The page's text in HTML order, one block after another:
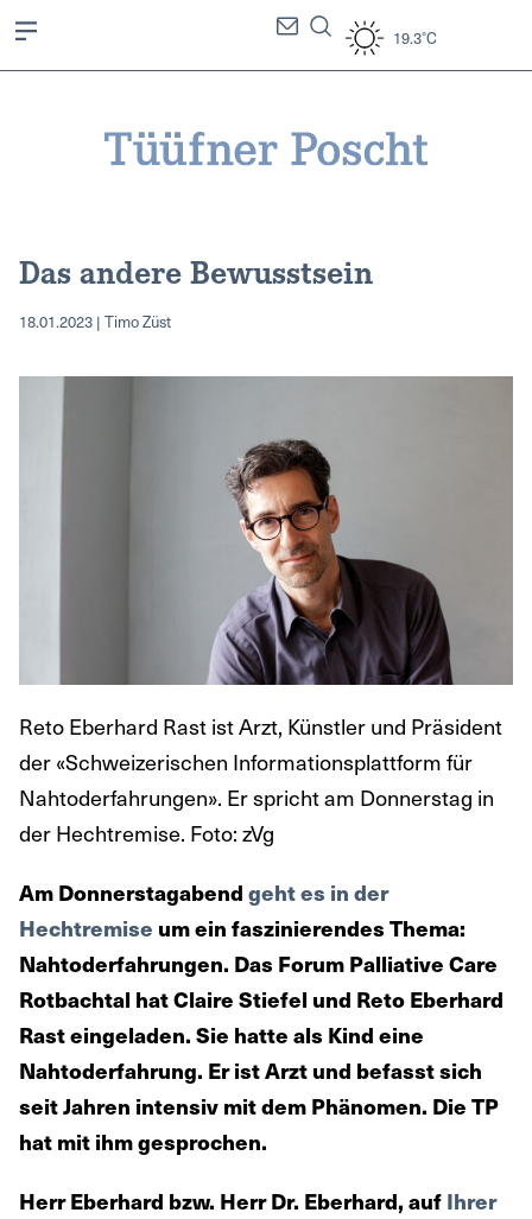
19.3°C
Das andere Bewusstsein
18.01.2023 | Timo Züst
Reto Eberhard Rast ist Arzt, Künstler und Präsident
der «Schweizerischen Informationsplattform für
Nahtoderfahrungen». Er spricht am Donnerstag in
der Hechtremise. Foto: zVg
Am Donnerstagabend geht es in der
Hechtremise um ein faszinierendes Thema:
Nahtoderfahrungen. Das Forum Palliative Care
Rotbachtal hat Claire Stiefel und Reto Eberhard
Rast eingeladen. Sie hatte als Kind eine
Nahtoderfahrung. Er ist Arzt und befasst sich
seit Jahren intensiv mit dem Phänomen. Die TP
hat mit ihm gesprochen.
Herr Eberhard bzw. Herr Dr. Eberhard, auf Ihrer